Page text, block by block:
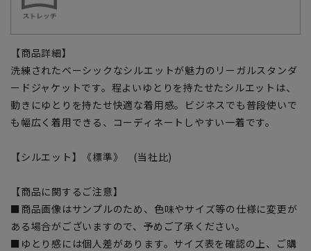
【商品詳細】
洗練されたベーシックなシルエットが魅力のリーガルスタンダ
ードジャケットです。程よいゆとりを持たせたシルエットは、
動きにゆとりを持たせ快適な着用感。ビジネスでも普段使いで
も幅広く着用できる、コーディネートしやすい一着です。
【シルエット】《標準》 (当社比)
【商品に関するご注意】
■商品画像はサンプルのため、色味やサイズ等の仕様に変更が
ある場合がございますので、予めご了承ください。
■ゆとり感には個人差があります。サイズ表を確認の上、ご購